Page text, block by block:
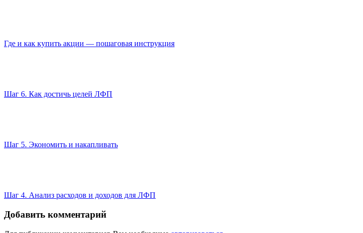
Где и как купить акции — пошаговая инструкция
Шаг 6. Как достичь целей ЛФП
Шаг 5. Экономить и накапливать
Шаг 4. Анализ расходов и доходов для ЛФП
Добавить комментарий